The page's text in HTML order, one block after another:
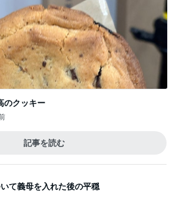
のクッキー
記事を読む
て義母を入れた後の平穏